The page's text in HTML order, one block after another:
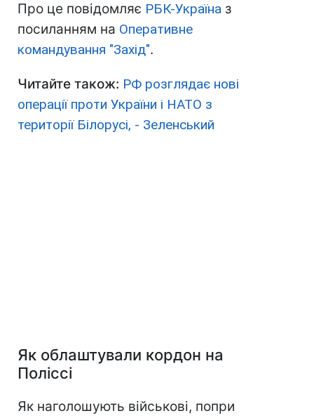
Про це повідомляє РБК-Україна з
посиланням на Оперативне
командування "Захід".
Читайте також: РФ розглядає нові
операції проти України і НАТО з
території Білорусі, - Зеленський
Як облаштували кордон на
Поліссі
Як наголошують військові, попри